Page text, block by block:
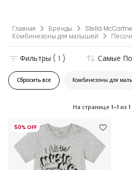
Главная Бренды
Stella
Комбинезоны для малышей
Сбросить все Комбинезоны для
Фильтры ( 1 ) Самые
На странице 1-1 из 1
50% OFF